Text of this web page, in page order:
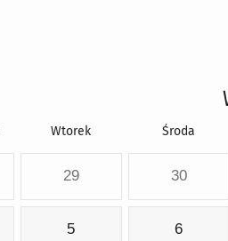
Wtorek Środa
29 30
5 6